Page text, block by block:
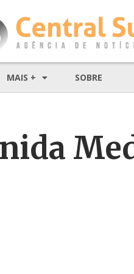
MAIS + SOBRE